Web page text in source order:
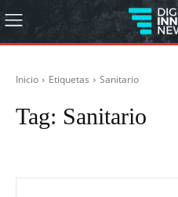
Inicio Etiquetas Sanitario
Tag: Sanitario